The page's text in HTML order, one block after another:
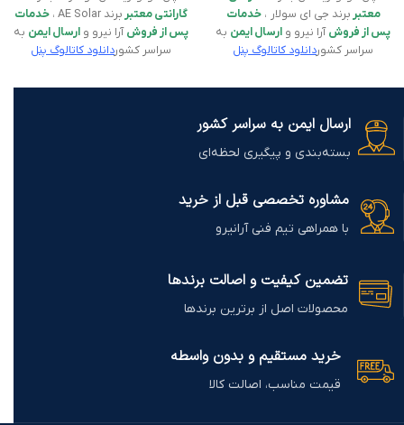
معتبر برند جی ای سولار ،خدمات
پس از فروشآرا نیرو و ارسال ایمن به
سراسر کشوردانلود کاتالوگ پنل
گارانتی معتبر برند AE Solar ،
خدمات
پس از فروشآرا نیرو و ارسال ایمن به
سراسر کشوردانلود کاتالوگ پنل
ارسال ایمن به سراسر کشور
بسته‌بندی و پیگیری لحظه‌ای
مشاوره تخصصی قبل از خرید
با همراهی تیم فنی آرانیرو
تضمین کیفیت و اصالت برندها
محصولات اصل از برترین برندها
خرید مستقیم و بدون واسطه
قیمت مناسب، اصالت کالا